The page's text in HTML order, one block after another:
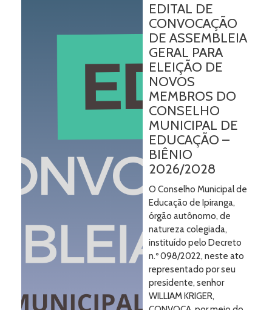
EDITAL DE
CONVOCAÇÃO
DE ASSEMBLEIA
GERAL PARA
ELEIÇÃO DE
NOVOS
MEMBROS DO
CONSELHO
MUNICIPAL DE
EDUCAÇÃO –
BIÊNIO
2026/2028
O Conselho Municipal de
Educação de Ipiranga,
órgão autônomo, de
natureza colegiada,
instituído pelo Decreto
n.º 098/2022, neste ato
representado por seu
presidente, senhor
WILLIAM KRIGER,